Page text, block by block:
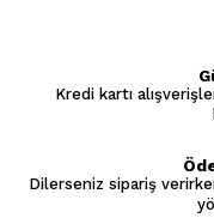
Kredi kartı
Dilerseniz sipariş